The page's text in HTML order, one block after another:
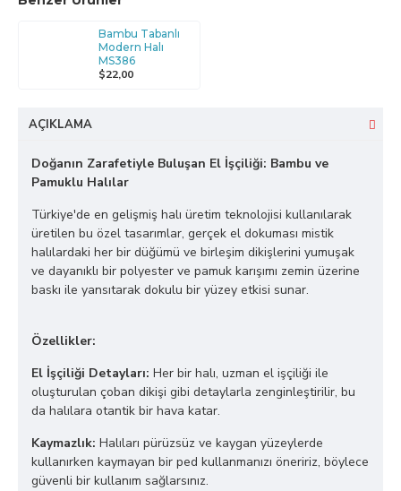
Bambu Tabanlı
Modern Halı
MS386
$22,00
AÇIKLAMA
Doğanın Zarafetiyle Buluşan El İşçiliği: Bambu ve
Pamuklu Halılar
Türkiye'de en gelişmiş halı üretim teknolojisi kullanılarak
üretilen bu özel tasarımlar, gerçek el dokuması mistik
halılardaki her bir düğümü ve birleşim dikişlerini yumuşak
ve dayanıklı bir polyester ve pamuk karışımı zemin üzerine
baskı ile yansıtarak dokulu bir yüzey etkisi sunar.
Özellikler:
El İşçiliği Detayları: Her bir halı, uzman el işçiliği ile
oluşturulan çoban dikişi gibi detaylarla zenginleştirilir, bu
da halılara otantik bir hava katar.
Kaymazlık: Halıları pürüzsüz ve kaygan yüzeylerde
kullanırken kaymayan bir ped kullanmanızı öneririz, böylece
güvenli bir kullanım sağlarsınız.